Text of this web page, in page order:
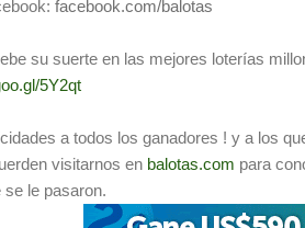
facebook.com/balotas
su suerte en las mejores loterías
5Y2qt
a todos los ganadores ! y a los
visitarnos en balotas.com para
se le pasaron.